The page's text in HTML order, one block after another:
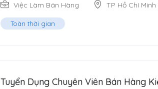
Việc Làm Bán Hàng TP Hồ Chí Minh
Toàn thời gian
Tuyển Dụng Chuyên Viên Bán Hàng